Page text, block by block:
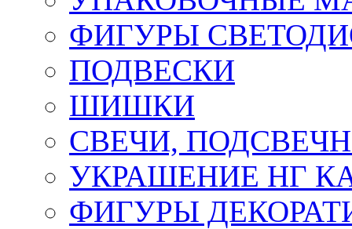
ФИГУРЫ
ПОДВЕСКИ
ШИШКИ
СВЕЧИ,
УКРАШЕНИЕ НГ
ФИГУРЫ